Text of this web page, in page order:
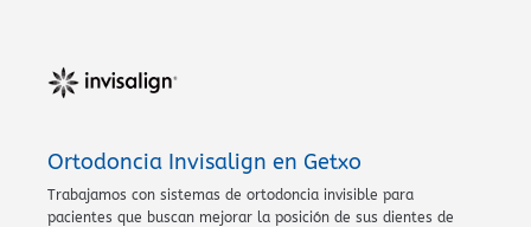
Ortodoncia Invisalign en Getxo
Trabajamos con sistemas de ortodoncia invisible para
pacientes que buscan mejorar la posición de sus dientes de